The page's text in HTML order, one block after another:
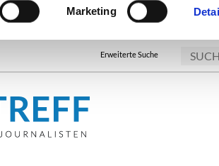
Marketing
Erweiterte Suche